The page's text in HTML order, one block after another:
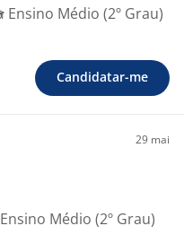
Ensino Médio (2º Grau)
Candidatar-me
29 mai
Ensino Médio (2º Grau)